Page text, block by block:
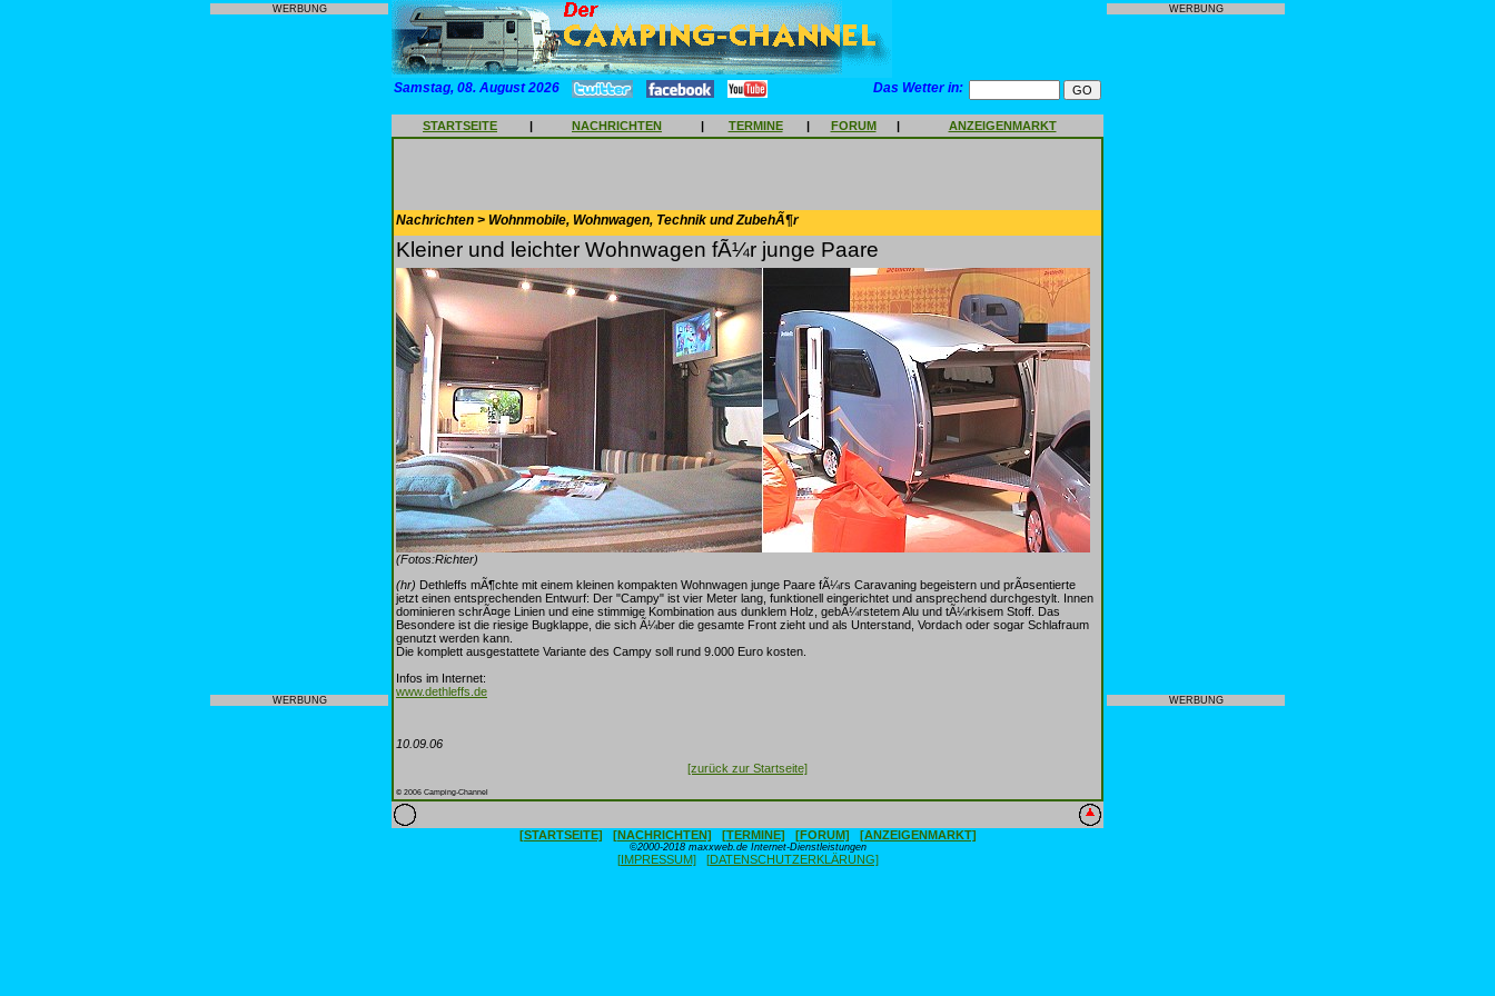
WERBUNG
WERBUNG
Samstag, 08. August 2026 Das Wetter in:
STARTSEITE | NACHRICHTEN | TERMINE | FORUM | ANZEIGENMARKT
Nachrichten > Wohnmobile, Wohnwagen, Technik und ZubehÃ¶r
Kleiner und leichter Wohnwagen fÃ¼r junge Paare
(Fotos:Richter)
(hr) Dethleffs mÃ¶chte mit einem kleinen kompakten Wohnwagen junge Paare fÃ¼rs Caravaning begeistern und prÃ¤sentierte
jetzt einen entsprechenden Entwurf: Der "Campy" ist vier Meter lang, funktionell eingerichtet und ansprechend durchgestylt. Innen
dominieren schrÃ¤ge Linien und eine stimmige Kombination aus dunklem Holz, gebÃ¼rstetem Alu und tÃ¼rkisem Stoff. Das
Besondere ist die riesige Bugklappe, die sich Ã¼ber die gesamte Front zieht und als Unterstand, Vordach oder sogar Schlafraum
genutzt werden kann.
Die komplett ausgestattete Variante des Campy soll rund 9.000 Euro kosten.
Infos im Internet:
www.dethleffs.de
10.09.06
[zurück zur Startseite]
© 2006 Camping-Channel
[STARTSEITE] [NACHRICHTEN] [TERMINE] [FORUM] [ANZEIGENMARKT]
©2000-2018 maxxweb.de Internet-Dienstleistungen
[IMPRESSUM] [DATENSCHUTZERKLÄRUNG]
WERBUNG
WERBUNG